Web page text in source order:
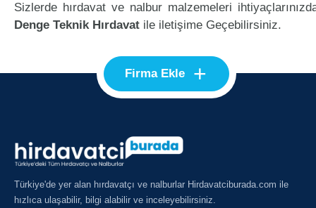
Sizlerde hırdavat ve nalbur malzemeleri
Denge Teknik Hırdavat ile iletişime Geçebilirsiniz.
Firma Ekle +
Türkiye'de yer alan hırdavatçı ve nalburlar Hirdavatciburada.com ile
hızlıca ulaşabilir, bilgi alabilir ve inceleyebilirsiniz.